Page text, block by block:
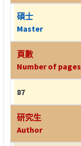
碩士
Master
頁數
Number of pages
87
研究生
Author